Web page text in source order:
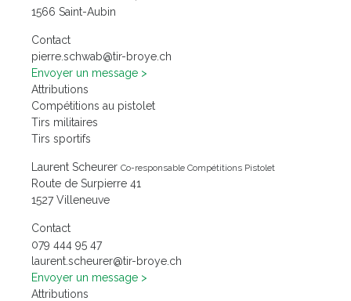
1566 Saint-Aubin
Contact
pierre.schwab@tir-broye.ch
Envoyer un message
Attributions
Compétitions au pistolet
Tirs militaires
Tirs sportifs
Laurent Scheurer Co-responsable Compétitions Pistolet
Route de Surpierre 41
1527 Villeneuve
Contact
74 59 444 970
hc.eyorb-rit@reruehcs.tnerual
Envoyer un message
Attributions